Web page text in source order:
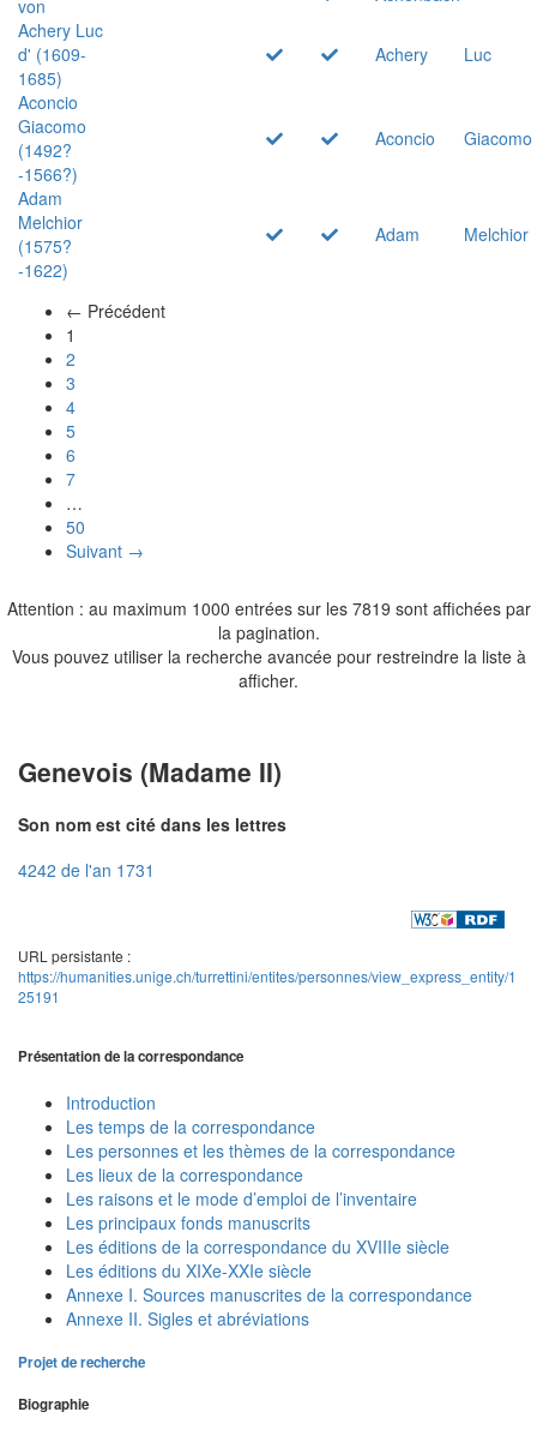
von
Achery Luc
d' (1609-
1685)
Achery
Luc
Aconcio
Giacomo
(1492?
-1566?)
Aconcio Giacomo
Adam
Melchior
(1575?
-1622)
Adam Melchior
← Précédent
1
2
3
4
5
6
7
…
50
Suivant →
Attention : au maximum 1000 entrées sur les 7819 sont affichées par
la pagination.
Vous pouvez utiliser la recherche avancée pour restreindre la liste à
afficher.
Genevois (Madame II)
Son nom est cité dans les lettres
4242 de l'an 1731
URL persistante :
https://humanities.unige.ch/turrettini/entites/personnes/view_express_entity/1
25191
Présentation de la correspondance
Introduction
Les temps de la correspondance
Les personnes et les thèmes de la correspondance
Les lieux de la correspondance
Les raisons et le mode d’emploi de l’inventaire
Les principaux fonds manuscrits
Les éditions de la correspondance du XVIIIe siècle
Les éditions du XIXe-XXIe siècle
Annexe I. Sources manuscrites de la correspondance
Annexe II. Sigles et abréviations
Projet de recherche
Biographie